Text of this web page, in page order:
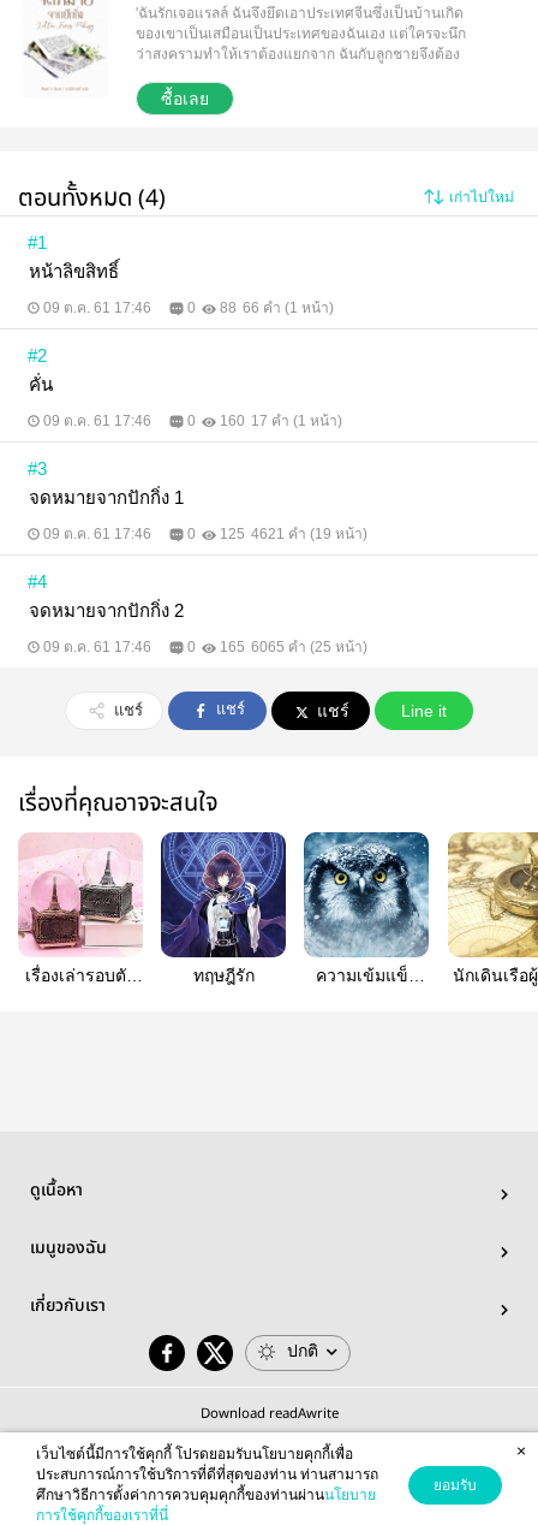
'ฉันรักเจอแรลล์ ฉันจึงยึดเอาประเทศจีนซึ่งเป็นบ้านเกิด
ของเขาเป็นเสมือนเป็นประเทศของฉันเอง แต่ใครจะนึก
ว่าสงครามทำให้เราต้องแยกจาก ฉันกับลูกชายจึงต้อง
อีก ท่ามกลางความแบ่งแยกในชนชาติและสีผิว วันหนึ่ง
เจอแรลล์ก็ส่งจดหมายฉบับนั้นมา จดหมายที่ทำให้ฉัน
ซื้อเลย
ตอนทั้งหมด (4) เก่าไปใหม่
#1
หน้าลิขสิทธิ์
09 ต.ค. 61 17:46 0 88 66 คำ (1 หน้า)
#2
คั่น
09 ต.ค. 61 17:46 0 160 17 คำ (1 หน้า)
#3
จดหมายจากปักกิ่ง 1
09 ต.ค. 61 17:46 0 125 4621 คำ (19 หน้า)
#4
จดหมายจากปักกิ่ง 2
09 ต.ค. 61 17:46 0 165 6065 คำ (25 หน้า)
แชร์ แชร์ แชร์ Line it
เรื่องที่คุณอาจจะสนใจ
เรื่องเล่ารอบตัว
ทฤษฎีรัก
ความเข้มแข็ง
นักเดินเรือ
ดูเนื้อหา
เมนูของฉัน
เกี่ยวกับเรา
ปกติ
Download readAwrite
© 2026 readAwrite.com by MEB Corporation Public Company Limited
This site is protected by reCAPTCHA and the Google
เว็บไซต์นี้มีการใช้คุกกี้ โปรดยอมรับนโยบายคุกกี้เพื่อ
ประสบการณ์การใช้บริการที่ดีที่สุดของท่าน ท่านสามารถ
ศึกษาวิธีการตั้งค่าการควบคุมคุกกี้ของท่านผ่านนโยบาย
การใช้คุกกี้ของเราที่นี่
ยอมรับ
×